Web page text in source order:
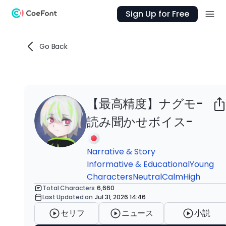
Sign Up for Free
Go Back
【最高精度】ナグモ-
読み聞かせボイス-
Narrative & Story
Informative & EducationalYoung
CharactersNeutralCalmHigh
Total Characters 6,660
Last Updated on Jul 31, 2026 14:46
セリフ ニュース 小説
が
話
よ